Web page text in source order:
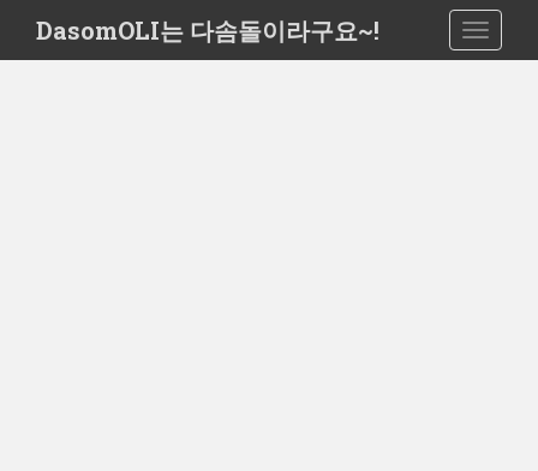
i
DasomOLI는 다솜돌이라구요~!